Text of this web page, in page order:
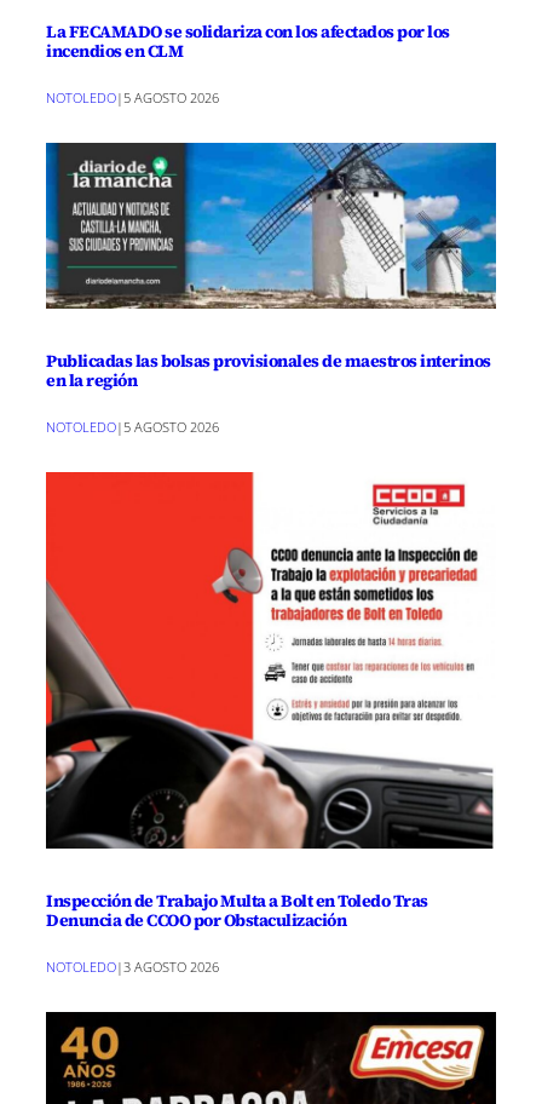
La FECAMADO se solidariza con los afectados por los
incendios en CLM
NOTOLEDO| 5 AGOSTO 2026
Publicadas las bolsas provisionales de maestros interinos
en la región
NOTOLEDO|5 AGOSTO 2026
Inspección de Trabajo Multa a Bolt en Toledo Tras
Denuncia de CCOO por Obstaculización
NOTOLEDO|3 AGOSTO 2026